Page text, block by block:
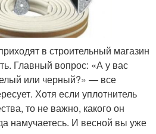
в строительный магазин
Главный вопрос: «А у вас
или черный?» — все
Хотя если уплотнитель
то не важно, какого он
намучаетесь. И весной вы уже